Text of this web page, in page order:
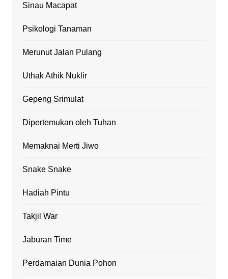
Sinau Macapat
Psikologi Tanaman
Merunut Jalan Pulang
Uthak Athik Nuklir
Gepeng Srimulat
Dipertemukan oleh Tuhan
Memaknai Merti Jiwo
Snake Snake
Hadiah Pintu
Takjil War
Jaburan Time
Perdamaian Dunia Pohon